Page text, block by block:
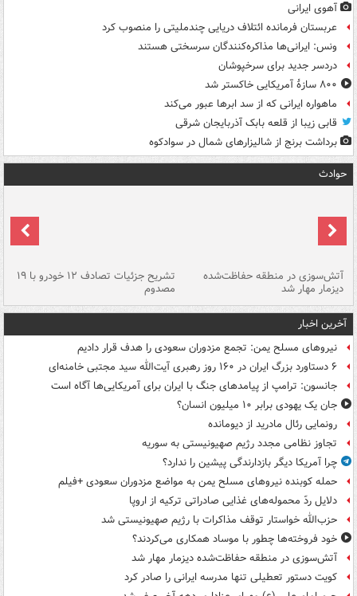
آهوی ایرانی
عربستان فرمانده ائتلاف دریایی چندملیتی را منصوب کرد
ونس: ایرانی‌ها مذاکره‌کنندگان سرسختی هستند
دردسر جدید برای سرخپوشان
۸۰۰ سازۀ آمریکایی خاکستر شد
ماهواره ایرانی که از سد ابرها عبور می‌کند
قابی زیبا از قلعه بابک آذربایجان شرقی
برداشت برنج از شالیزارهای شمال در سوادکوه
حوادث
آتش‌سوزی در منطقه حفاظت‌شده
دیزمار مهار شد
تشریح جزئیات تصادف ۱۲ خودرو با ۱۹
مصدوم
آخرین اخبار
نیروهای مسلح یمن: تجمع مزدوران سعودی را هدف قرار دادیم
۶ دستاورد بزرگ ایران در ۱۶۰ روز رهبری آیت‌الله سید مجتبی خامنه‌ای
جانسون: ترامپ از پیامدهای جنگ با ایران برای آمریکایی‌ها آگاه است
جان یک یهودی برابر ۱۰ میلیون انسان؟
رونمایی رئال مادرید از دیومانده
تجاوز نظامی مجدد رژیم صهیونیستی به سوریه
چرا آمریکا دیگر بازدارندگی پیشین را ندارد؟
حمله کوبنده نیروهای مسلح یمن به مواضع مزدوران سعودی +فیلم
دلایل ردّ محموله‌های غذایی صادراتی ترکیه از اروپا
حزب‌الله خواستار توقف مذاکرات با رژیم صهیونیستی شد
خود فروخته‌ها چطور با موساد همکاری می‌کردند؟
آتش‌سوزی در منطقه حفاظت‌شده دیزمار مهار شد
کویت دستور تعطیلی تنها مدرسه ایرانی را صادر کرد